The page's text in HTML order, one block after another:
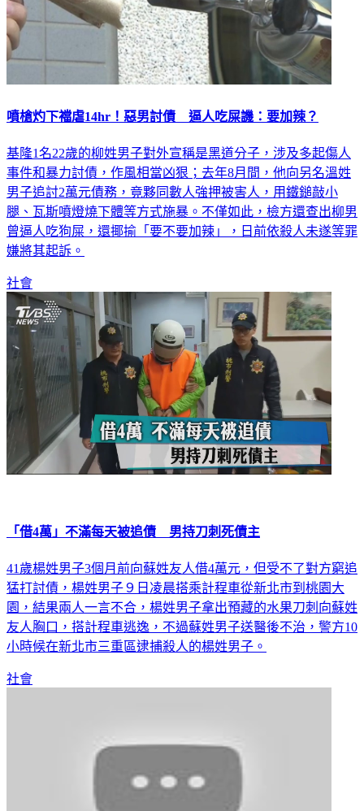
噴槍灼下襠虐14hr！惡男討債 逼人吃屎譏：要加辣？
基隆1名22歲的柳姓男子對外宣稱是黑道分子，涉及多起傷人
事件和暴力討債，作風相當凶狠；去年8月間，他向另名溫姓
男子追討2萬元債務，竟夥同數人強押被害人，用鐵鎚敲小
腿、瓦斯噴燈燒下體等方式施暴。不僅如此，檢方還查出柳男
曾逼人吃狗屎，還揶揄「要不要加辣」，日前依殺人未遂等罪
嫌將其起訴。
社會
「借4萬」不滿每天被追債 男持刀刺死債主
41歲楊姓男子3個月前向蘇姓友人借4萬元，但受不了對方窮追
猛打討債，楊姓男子９日凌晨搭乘計程車從新北市到桃園大
園，結果兩人一言不合，楊姓男子拿出預藏的水果刀刺向蘇姓
友人胸口，搭計程車逃逸，不過蘇姓男子送醫後不治，警方10
小時候在新北市三重區逮捕殺人的楊姓男子。
社會